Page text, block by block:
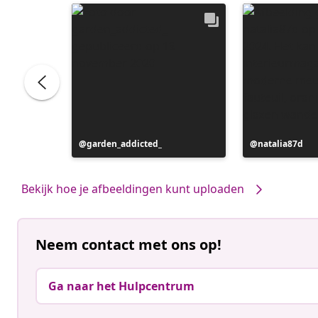
Bericht
gepubliceerd
garden_addicted_
Bericht
gepubliceerd
natalia87d
Bekijk hoe je afbeeldingen kunt uploaden
Neem contact met ons op!
Ga naar het Hulpcentrum